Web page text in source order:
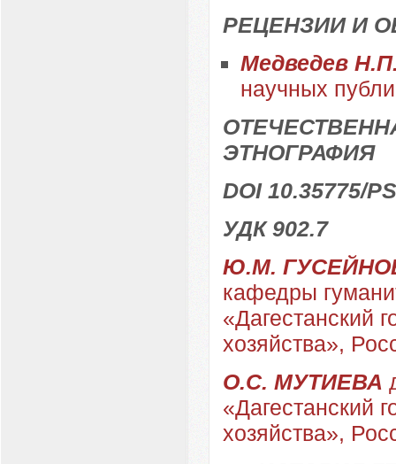
РЕЦЕНЗИИ И
Медведев
научных
ЭТНОГРАФИЯ
DOI 10.35775/
УДК 902.7
Ю.М.
кафедры
«Дагестанский
хозяйства»,
О.С. МУТИЕВА
«Дагестанский
хозяйства»,